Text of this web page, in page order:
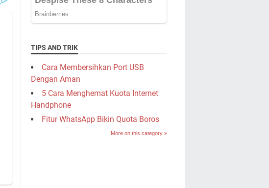
TIPS AND TRIK
Cara Membersihkan Port USB
Dengan Aman
5 Cara Menghemat Kuota Internet
Handphone
Fitur WhatsApp Bikin Quota Boros
More on this category »